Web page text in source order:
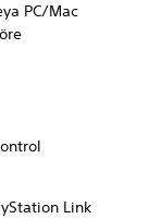
PC/Mac
Link